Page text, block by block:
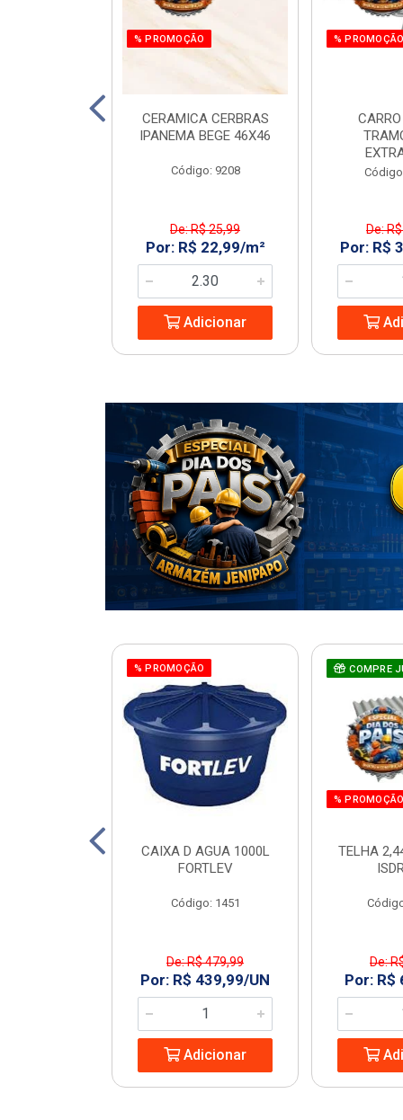
% PROMOÇÃO
CERAMICA CERBRAS
IPANEMA BEGE 46X46
Código: 9208
De: R$ 25,99
Por: R$ 22,99/m²
Adicionar
%
De:
Por: R$
% PROMOÇÃO
CAIXA D AGUA 1000L
FORTLEV
Código: 1451
De: R$ 479,99
Por: R$ 439,99/UN
Adicionar
COMPRE
%
TELHA
De:
Por: R$